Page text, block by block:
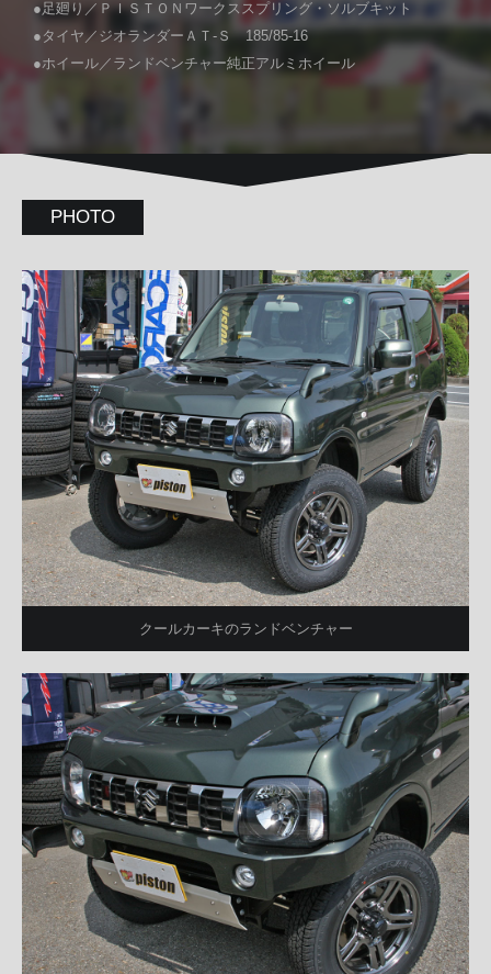
●足廻り／ＰＩＳＴＯＮワークススプリング・ソルブキット
●タイヤ／ジオランダーＡＴ-Ｓ 185/85-16
●ホイール／ランドベンチャー純正アルミホイール
PHOTO
クールカーキのランドベンチャー